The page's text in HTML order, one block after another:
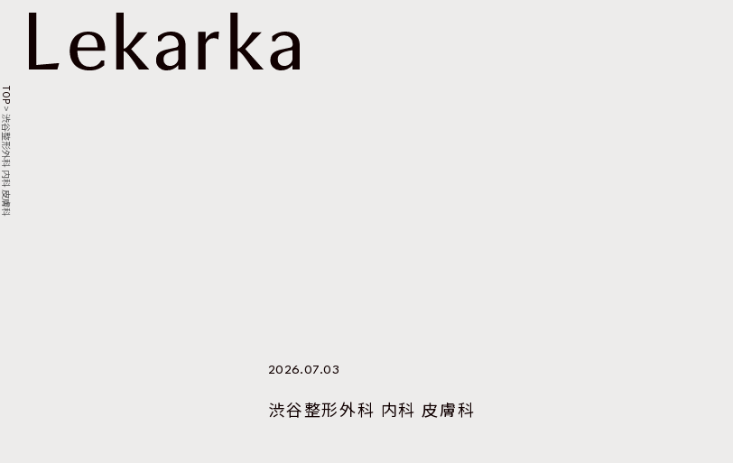
TOP
>
渋谷整形外科 内科 皮膚科
2026.07.03
渋谷整形外科 内科 皮膚科